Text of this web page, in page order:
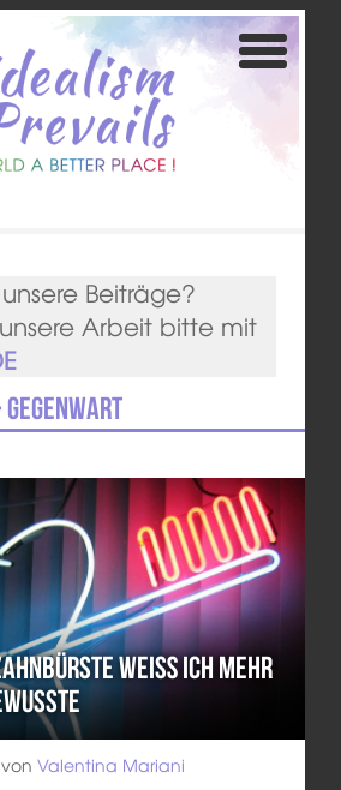
Beiträge?
Arbeit bitte mit
weiß ich mehr
von Valentina Mariani